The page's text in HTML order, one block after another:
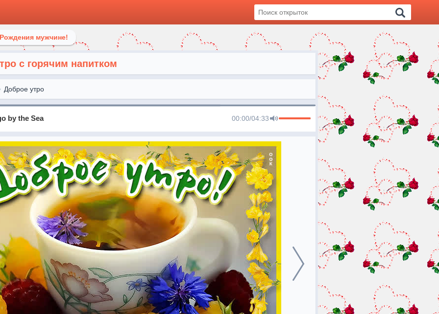
мужчине!
с горячим напитком
Доброе утро
by the Sea 00:00/04:33